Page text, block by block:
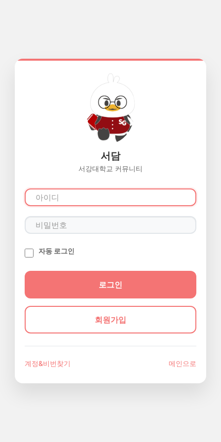
서담
서강대학교 커뮤니티
자동 로그인
회원가입
계정&비번찾기 메인으로